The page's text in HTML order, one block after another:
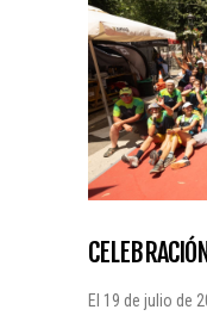
El 19 de julio de